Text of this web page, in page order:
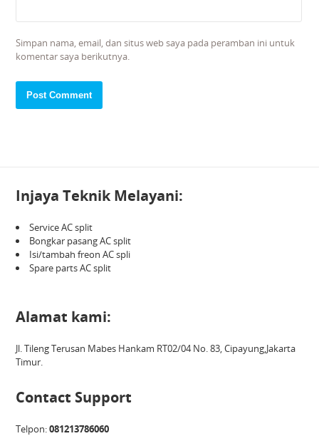
Simpan nama, email, dan situs web saya pada peramban ini untuk
komentar saya berikutnya.
Injaya Teknik Melayani:
Service AC split
Bongkar pasang AC split
Isi/tambah freon AC spli
Spare parts AC split
Alamat kami:
Jl. Tileng Terusan Mabes Hankam RT02/04 No. 83, Cipayung,Jakarta
Timur.
Contact Support
Telpon:081213786060